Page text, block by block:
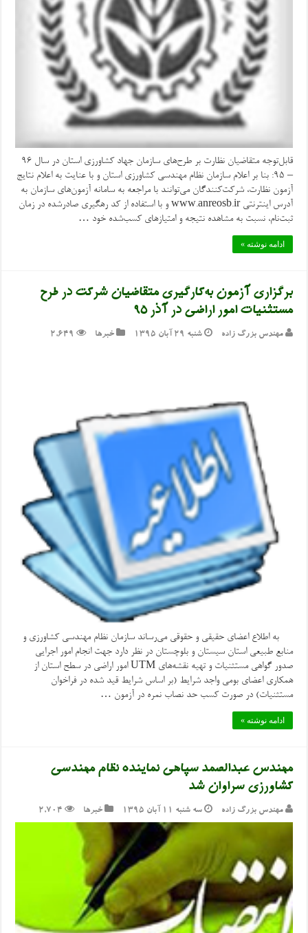
قابل‌توجه متقاضیان نظارت بر طرح‌های سازمان جهاد کشاورزی استان در سال ۹۶
– ۹۵: بنا بر اعلام سازمان نظام مهندسی کشاورزی استان و با عنایت به اعلام نتایج
آزمون نظارت، شرکت‌کنندگان می‌توانند با مراجعه به سامانه آزمون‌های سازمان به
آدرس اینترنتی www.anreosb.ir و با استفاده از کد رهگیری صادرشده در زمان
ثبت‌نام، نسبت به مشاهده نتیجه و امتیازهای کسب‌شده خود …
ادامه نوشته »
برگزاری آزمون به‌کارگیری متقاضیان شرکت در طرح
مستثنیات امور اراضی در آذر ۹۵
مهندس بزرگ زاده شنبه ۲۹ آبان ۱۳۹۵ خبرها 2,649
به اطلاع اعضای حقیقی و حقوقی می‌رساند سازمان نظام مهندسی کشاورزی و
منابع طبیعی استان سیستان و بلوچستان در نظر دارد جهت انجام امور اجرایی
صدور گواهی مستثنیات و تهیه نقشه‌های UTM امور اراضی در سطح استان از
همکاری اعضای بومی واجد شرایط (بر اساس شرایط قید شده در فراخوان
مستثنیات) در صورت کسب حد نصاب نمره در آزمون …
ادامه نوشته »
مهندس عبدالصمد سپاهی نماینده نظام مهندسی
کشاورزی سراوان شد
مهندس بزرگ زاده سه شنبه ۱۱ آبان ۱۳۹۵ خبرها 2,704